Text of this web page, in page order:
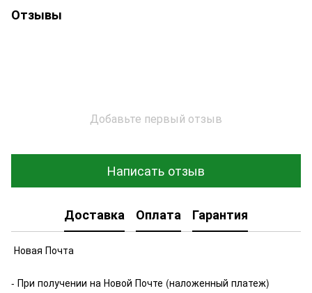
Отзывы
Добавьте первый отзыв
Написать отзыв
Доставка Оплата Гарантия
Новая Почта
- При получении на Новой Почте (наложенный платеж)